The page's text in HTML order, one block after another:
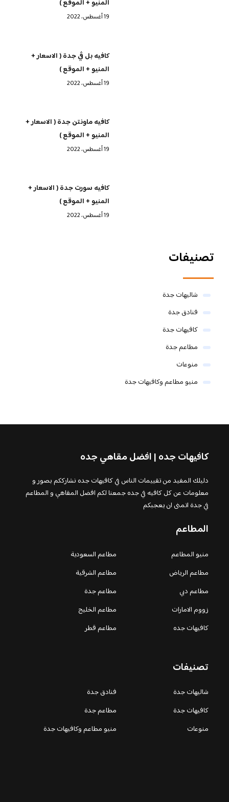
المنيو + الموقع )
19 أغسطس، 2022
كافيه بل ڤي جدة ( الاسعار +
المنيو + الموقع )
19 أغسطس، 2022
كافيه ماونتن جدة ( الاسعار +
المنيو + الموقع )
19 أغسطس، 2022
كافيه سورت جدة ( الاسعار +
المنيو + الموقع )
19 أغسطس، 2022
تصنيفات
شاليهات جدة
فنادق جدة
كافيهات جدة
مطاعم جدة
منوعات
منيو مطاعم وكافيهات جدة
كافيهات جده | افضل مقاهي جده
دليلك المفيد من تقييمات الناس في كافيهات جده نشارككم بصور و
معلومات عن كل كافيه في جده جمعنا لكم افضل المقاهي و المطاعم
في جدة اتمنى ان يعجبكم
المطاعم
منيو المطاعم
مطاعم السعودية
مطاعم الرياض
مطاعم الشرقية
مطاعم دبي
مطاعم جدة
زووم الامارات
مطاعم الخليج
كافيهات جده
مطاعم قطر
تصنيفات
شاليهات جدة
فنادق جدة
كافيهات جدة
مطاعم جدة
منوعات
منيو مطاعم وكافيهات جدة